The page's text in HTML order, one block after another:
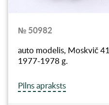
№ 50982
auto modelis, Moskvič
1977-1978 g.
Pilns apraksts